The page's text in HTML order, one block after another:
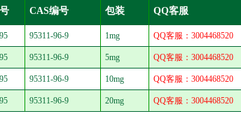
CAS编号 包装 QQ客服
95311-96-9 1mg QQ客服：3004468520
95311-96-9 5mg QQ客服：3004468520
95311-96-9 10mg QQ客服：3004468520
95311-96-9 20mg QQ客服：3004468520